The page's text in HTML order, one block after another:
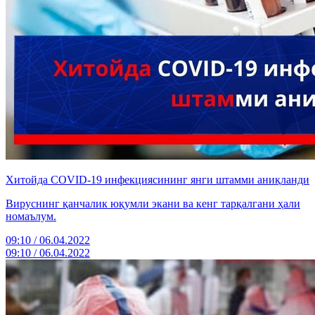
Хитойда CОVID-19 инфекциясининг янги штамми аниқланди
Вируснинг қанчалик юқумли экани ва кенг тарқалгани ҳали
номаълум.
09:10 / 06.04.2022
09:10 / 06.04.2022